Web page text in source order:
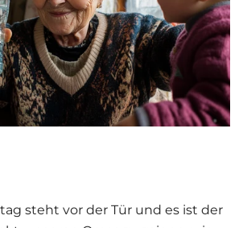
steht vor der Tür und es ist der